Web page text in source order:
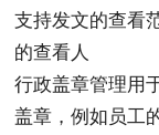
支持发文的查看
的查看人
行政盖章管理用
盖章，例如员工